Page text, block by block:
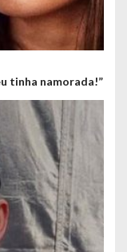
tinha namorada!”